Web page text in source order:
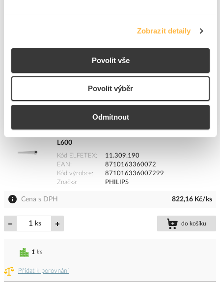
Zobrazit detaily
Povolit vše
Povolit výběr
Odmítnout
1 346,91 Kč/ks
Přidat k porovnání
L600
Kód ELFETEX
11.309.190
EAN
8710163360072
Kód výrobce
871016336007299
Značka
PHILIPS
Cena s DPH 822,16 Kč/ks
ks do košíku
Přidat k porovnání
1 ks